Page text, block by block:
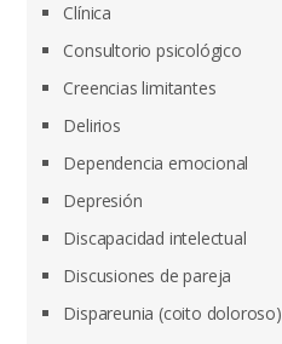
Clínica
Consultorio psicológico
Creencias limitantes
Delirios
Dependencia emocional
Depresión
Discapacidad intelectual
Discusiones de pareja
Dispareunia (coito doloroso)